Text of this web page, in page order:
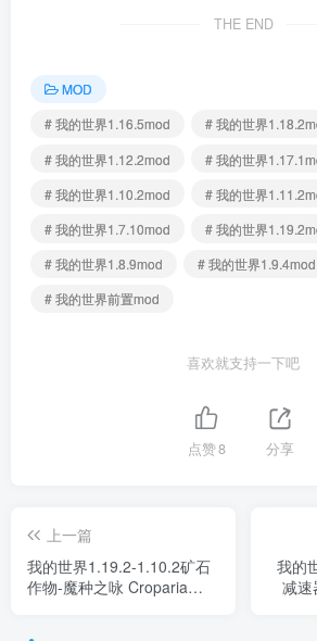
THE END
MOD
# 我的世界1.16.5mod
# 我的世界
# 我的世界1.12.2mod
# 我的世界
# 我的世界1.10.2mod
# 我的世界
# 我的世界1.7.10mod
# 我的世界
# 我的世界1.8.9mod
# 我的世界1.9.4mod
# 我的世界前置mod
喜欢就支持一下吧
点赞8 分享
上一篇
我的世界1.19.2-1.10.2矿石
作物-魔种之咏 Croparia
我的
减速